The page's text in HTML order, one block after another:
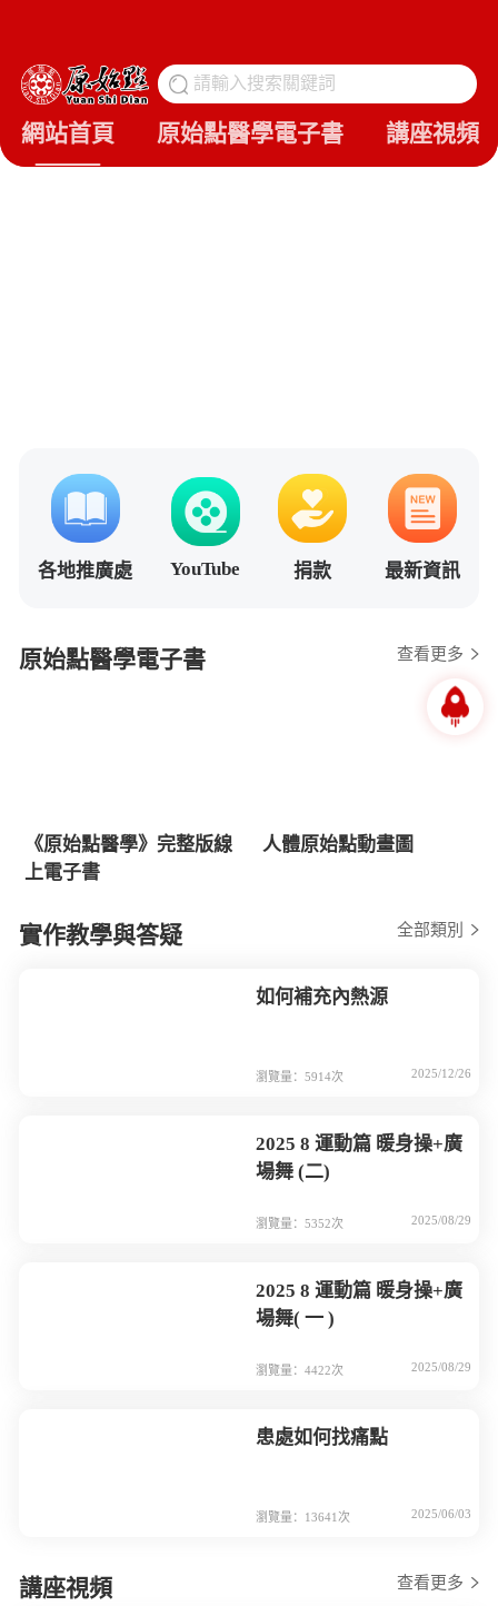
請輸入搜索關鍵詞
網站首頁 原始點醫學電子書 講座視頻
各地推廣處 YouTube 捐款 最新資訊
原始點醫學電子書 查看更多
《原始點醫學》完整版線
上電子書
人體原始點動畫圖
實作教學與答疑 全部類別
如何補充內熱源
瀏覽量：5914次 2025/12/26
2025 8 運動篇 暖身操+廣
場舞 (二)
瀏覽量：5352次 2025/08/29
2025 8 運動篇 暖身操+廣
場舞( 一 )
瀏覽量：4422次 2025/08/29
患處如何找痛點
瀏覽量：13641次 2025/06/03
講座視頻 查看更多